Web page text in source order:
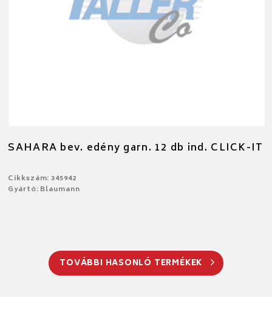
SAHARA bev. edény garn. 12 db ind. CLICK-IT
Cikkszám: 345942
Gyártó: Blaumann
TOVÁBBI HASONLÓ TERMÉKEK